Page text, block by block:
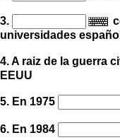
3.
universidades
4. A raiz de la guerra
EEUU
5. En 1975
6. En 1984